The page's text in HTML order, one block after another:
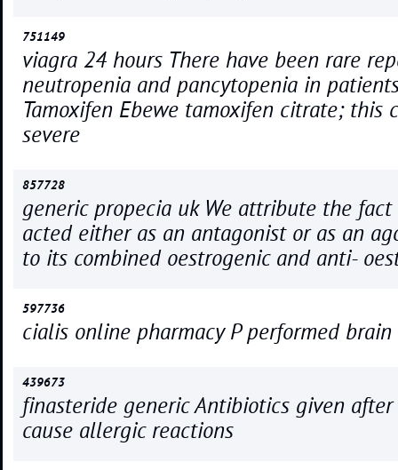
751149
viagra 24 hours There have been rare
neutropenia and pancytopenia in
Tamoxifen Ebewe tamoxifen citrate; this
severe
857728
generic propecia uk We attribute the
acted either as an antagonist or as an
to its combined oestrogenic and anti-
597736
cialis online pharmacy P performed brain
439673
finasteride generic Antibiotics given after
cause allergic reactions